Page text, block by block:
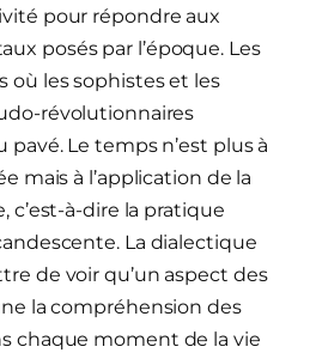
pour répondre aux
posés par l’époque. Les
où les sophistes et les
révolutionnaires
Le temps n’est plus à
mais à l’application de la
c’est-à-dire la pratique
La dialectique
de voir qu’un aspect des
la compréhension des
chaque moment de la vie